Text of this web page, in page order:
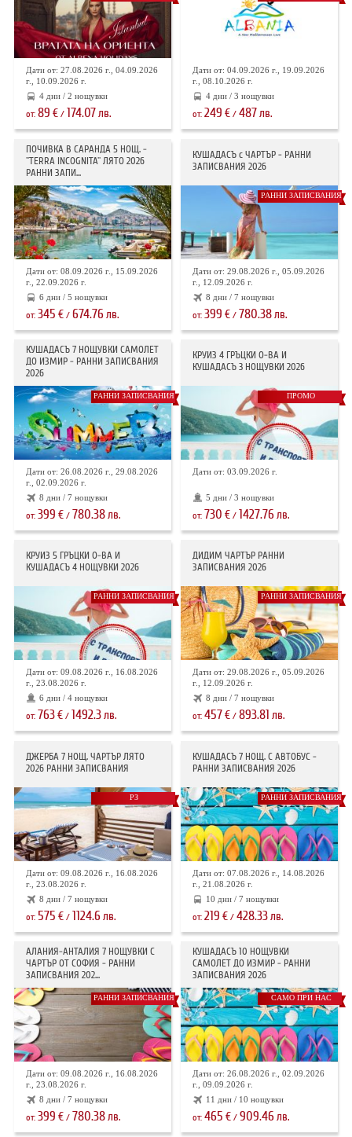
Дати от: 27.08.2026 г., 04.09.2026
г., 10.09.2026 г.
4 дни / 2 нощувки
от: 89 €/ 174.07лв.
Дати от: 04.09.2026 г., 19.09.2026
г., 08.10.2026 г.
4 дни / 3 нощувки
от:249 € /487лв.
ПОЧИВКА В САРАНДА 5 НОЩ. -
"TERRA INCOGNITA" ЛЯТО 2026
РАННИ ЗАПИ...
Дати от: 08.09.2026 г., 15.09.2026
г., 22.09.2026 г.
6 дни / 5 нощувки
от: 345 €/ 674.76 лв.
КУШАДАСЪ с ЧАРТЪР - РАННИ
ЗАПИСВАНИЯ 2026
РАННИ ЗАПИСВАНИЯ
Дати от: 29.08.2026 г., 05.09.2026
г., 12.09.2026 г.
8 дни / 7 нощувки
от:399 € / 780.38 лв.
КУШАДАСЪ 7 НОЩУВКИ САМОЛЕТ
ДО ИЗМИР - РАННИ ЗАПИСВАНИЯ
2026
РАННИ ЗАПИСВАНИЯ
Дати от: 26.08.2026 г., 29.08.2026
г., 02.09.2026 г.
8 дни / 7 нощувки
от: 399 €/ 780.38лв.
КРУИЗ 4 ГРЪЦКИ О-ВА И
КУШАДАСЪ 3 НОЩУВКИ 2026
ПРОМО
Дати от: 03.09.2026 г.
5 дни / 3 нощувки
от: 730 € / 1427.76лв.
КРУИЗ 5 ГРЪЦКИ О-ВА И
КУШАДАСЪ 4 НОЩУВКИ 2026
РАННИ ЗАПИСВАНИЯ
Дати от: 09.08.2026 г., 16.08.2026
г., 23.08.2026 г.
6 дни / 4 нощувки
от: 763€/ 1492.3лв.
ДИДИМ ЧАРТЪР РАННИ
ЗАПИСВАНИЯ 2026
РАННИ ЗАПИСВАНИЯ
Дати от: 29.08.2026 г., 05.09.2026
г., 12.09.2026 г.
8 дни / 7 нощувки
от:457€ /893.81 лв.
ДЖЕРБА 7 НОЩ. ЧАРТЪР ЛЯТО
2026 РАННИ ЗАПИСВАНИЯ
РЗ
Дати от: 09.08.2026 г., 16.08.2026
г., 23.08.2026 г.
8 дни / 7 нощувки
от: 575 €/ 1124.6лв.
КУШАДАСЪ 7 НОЩ. С АВТОБУС -
РАННИ ЗАПИСВАНИЯ 2026
РАННИ ЗАПИСВАНИЯ
Дати от: 07.08.2026 г., 14.08.2026
г., 21.08.2026 г.
10 дни / 7 нощувки
от:219 € /428.33лв.
АЛАНИЯ-АНТАЛИЯ 7 НОЩУВКИ С
ЧАРТЪР ОТ СОФИЯ - РАННИ
ЗАПИСВАНИЯ 202...
РАННИ ЗАПИСВАНИЯ
Дати от: 09.08.2026 г., 16.08.2026
г., 23.08.2026 г.
8 дни / 7 нощувки
от: 399 €/ 780.38лв.
КУШАДАСЪ 10 НОЩУВКИ
САМОЛЕТ ДО ИЗМИР - РАННИ
ЗАПИСВАНИЯ 2026
САМО ПРИ НАС
Дати от: 26.08.2026 г., 02.09.2026
г., 09.09.2026 г.
11 дни / 10 нощувки
от:465 € /909.46лв.